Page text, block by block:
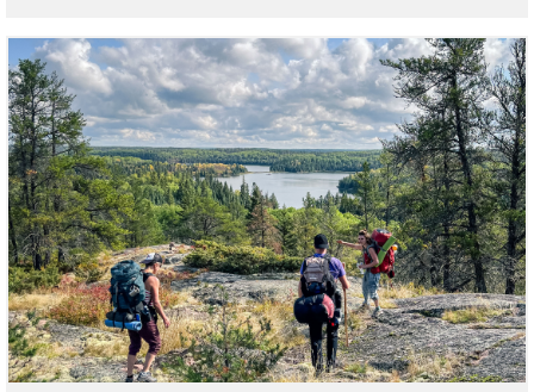
LIRE L'ARTICLE